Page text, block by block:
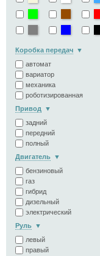
Коробка передач
автомат
вариатор
механика
роботизированная
Привод
задний
передний
полный
Двигатель
бензиновый
газ
гибрид
дизельный
электрический
Руль
левый
правый